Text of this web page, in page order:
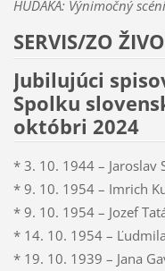
HUDÁKA: Výnimočný
SERVIS/ZO
Jubilujúci
Spolku
októbri 2024
* 3. 10. 1944 – Jaroslav
* 9. 10. 1954 – Imrich
* 9. 10. 1954 – Jozef
* 14. 10. 1954 –
* 19. 10. 1939 – Jana